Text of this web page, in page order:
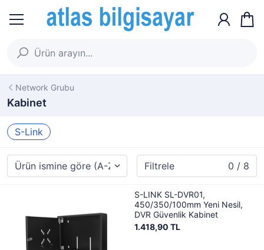
Network Grubu
Kabinet
S-Link
Filtrele 0 / 8
S-LINK SL-DVR01,
450/350/100mm Yeni Nesil,
DVR Güvenlik Kabinet
1.418,90 TL